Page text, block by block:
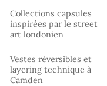
Collections capsules
inspirées par le street
art londonien
Vestes réversibles et
layering technique à
Camden